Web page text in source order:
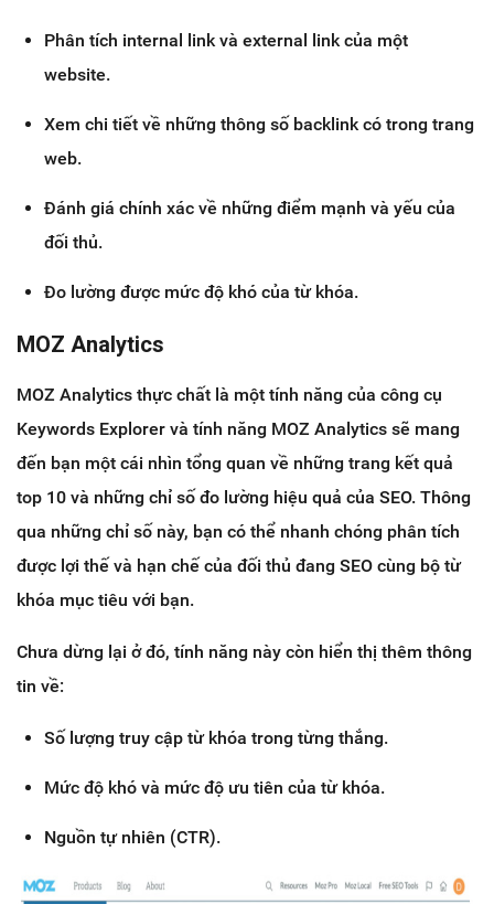
Phân tích internal link và external link của một
website.
Xem chi tiết về những thông số backlink có trong trang
web.
Đánh giá chính xác về những điểm mạnh và yếu của
đối thủ.
Đo lường được mức độ khó của từ khóa.
MOZ Analytics
MOZ Analytics thực chất là một tính năng của công cụ
Keywords Explorer và tính năng MOZ Analytics sẽ mang
đến bạn một cái nhìn tổng quan về những trang kết quả
top 10 và những chỉ số đo lường hiệu quả của SEO. Thông
qua những chỉ số này, bạn có thể nhanh chóng phân tích
được lợi thế và hạn chế của đối thủ đang SEO cùng bộ từ
khóa mục tiêu với bạn.
Chưa dừng lại ở đó, tính năng này còn hiển thị thêm thông
tin về:
Số lượng truy cập từ khóa trong từng thắng.
Mức độ khó và mức độ ưu tiên của từ khóa.
Nguồn tự nhiên (CTR).